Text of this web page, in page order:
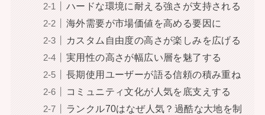
ハードな環境に耐える強さが支持される
海外需要が市場価値を高める要因に
カスタム自由度の高さが楽しみを広げる
実用性の高さが幅広い層を魅了する
長期使用ユーザーが語る信頼の積み重ね
コミュニティ文化が人気を底支えする
ランクル70はなぜ人気？過酷な大地を制